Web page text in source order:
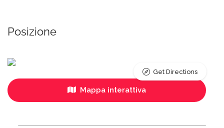
Posizione
Mappa interattiva
Get Directions